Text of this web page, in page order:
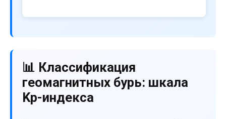
📊 Классификация
геомагнитных бурь: шкала
Kp-индекса